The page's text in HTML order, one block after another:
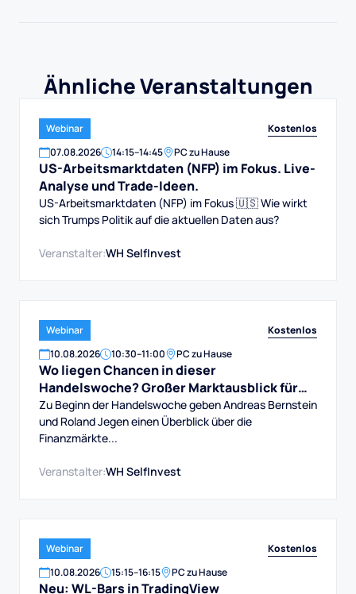
Ähnliche Veranstaltungen
Webinar
Kostenlos
07.08.2026 14:15–14:45 PC zu Hause
US-Arbeitsmarktdaten (NFP) im Fokus. Live-
Analyse und Trade-Ideen.
US-Arbeitsmarktdaten (NFP) im Fokus 🇺🇸 Wie wirkt
sich Trumps Politik auf die aktuellen Daten aus?
Veranstalter:WH SelfInvest
Webinar
Kostenlos
10.08.2026 10:30–11:00 PC zu Hause
Wo liegen Chancen in dieser
Handelswoche? Großer Marktausblick für
DAX, Dow, Gold und Aktien
Zu Beginn der Handelswoche geben Andreas Bernstein
und Roland Jegen einen Überblick über die
Finanzmärkte...
Veranstalter:WH SelfInvest
Webinar
Kostenlos
10.08.2026 15:15–16:15 PC zu Hause
Neu: WL-Bars in TradingView